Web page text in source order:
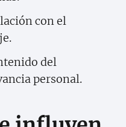
con el
del
personal.